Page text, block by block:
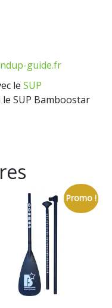
guide.fr
le SUP
le SUP Bamboostar
Promo !